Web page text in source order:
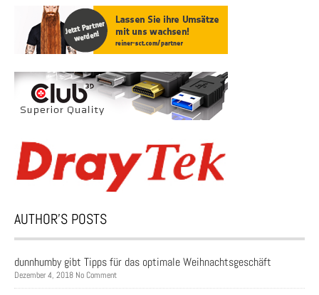
AUTHOR’S POSTS
dunnhumby gibt Tipps für das optimale Weihnachtsgeschäft
Dezember 4, 2018 No Comment